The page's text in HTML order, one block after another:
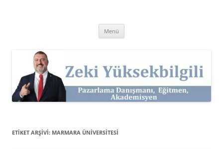
Kişisel Web Sitesi.
Menü
ETIKET ARŞIVI: MARMARA ÜNIVERSITESI